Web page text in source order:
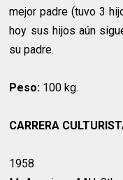
mejor padre (tuvo 3
hoy sus hijos aún
su padre.
Peso: 100 kg.
CARRERA
1958